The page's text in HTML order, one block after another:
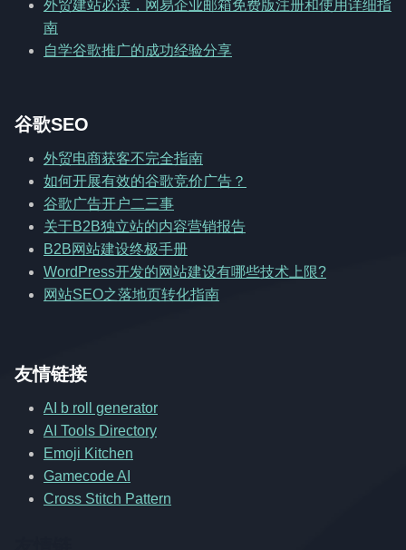
外贸建站必读，网易企业邮箱免费版注册和使用详细指
南
自学谷歌推广的成功经验分享
谷歌SEO
外贸电商获客不完全指南
如何开展有效的谷歌竞价广告？
谷歌广告开户二三事
关于B2B独立站的内容营销报告
B2B网站建设终极手册
WordPress开发的网站建设有哪些技术上限?
网站SEO之落地页转化指南
友情链接
AI b roll generator
AI Tools Directory
Emoji Kitchen
Gamecode AI
Cross Stitch Pattern